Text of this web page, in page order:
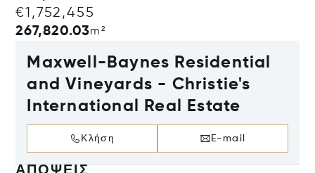
€1,752,455
267,820.03m²
Maxwell-Baynes Residential
and Vineyards - Christie's
International Real Estate
Κλήση E-mail